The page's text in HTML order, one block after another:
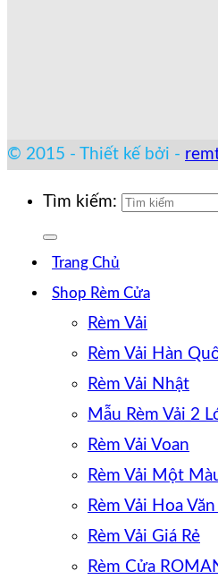
© 2015 - Thiết kế bởi -
Tìm kiếm:
Trang Chủ
Shop Rèm Cửa
Rèm Vải
Rèm Vải Hàn
Rèm Vải Nhật
Mẫu Rèm Vải 2
Rèm Vải Voan
Rèm Vải Một
Rèm Vải Hoa
Rèm Vải Giá Rẻ
Rèm Cửa